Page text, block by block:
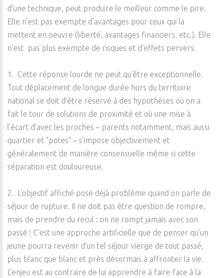
d'une technique, peut produire le meilleur comme le pire.
Elle n'est pas exempte d'avantages pour ceux qui la
mettent en oeuvre (liberté, avantages financiers, etc.). Elle
n'est pas plus exempte de risques et d'effets pervers.
1. Cette réponse lourde ne peut qu’être exceptionnelle.
Tout déplacement de longue durée hors du territoire
national se doit d’être réservé à des hypothèses où on a
fait le tour de solutions de proximité et où une mise à
l’écart d’avec les proches – parents notamment, mais aussi
quartier et "potes" – s’impose objectivement et
généralement de manière consensuelle même si cette
séparation est douloureuse.
2. L’objectif affiché pose déjà problème quand on parle de
séjour de rupture. Il ne doit pas être question de rompre,
mais de prendre du recul : on ne rompt jamais avec son
passé ! C’est une approche artificielle que de penser qu’un
jeune pourra revenir d’un tel séjour vierge de tout passé,
plus blanc que blanc et près désormais à affronter la vie.
L’enjeu est au contraire de lui apprendre à faire face à la